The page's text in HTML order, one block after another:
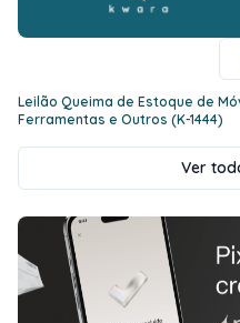
Leilão Queima de Estoque de
Ferramentas e Outros (K-1444)
Ver